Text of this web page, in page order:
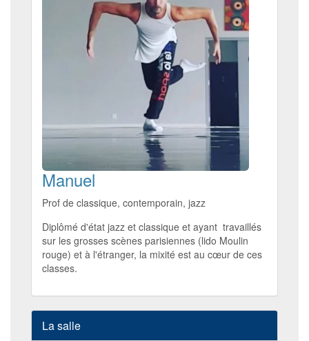
Manuel
Prof de classique, contemporain, jazz
Diplômé d'état jazz et classique et ayant travaillés
sur les grosses scènes parisiennes (lido Moulin
rouge) et à l'étranger, la mixité est au cœur de ces
classes.
La salle